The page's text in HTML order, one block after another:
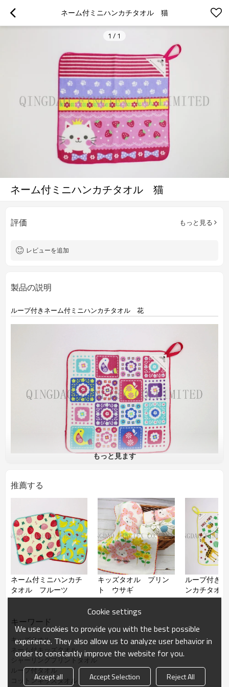
ネーム付ミニハンカチタオル　猫
1 / 1
ネーム付ミニハンカチタオル 猫
評価 もっと見る
レビューを追加
製品の説明
ループ付きネーム付ミニハンカチタオル 花
加工
綿100％
サイズ
約34*34㎝
コメント
パイルにシャーリング加工をする
ことで、滑らかでベロアのような
質感を持ちます。可愛いプリント
を入り、ループ付き、裏に名前書
きスペースもあり、お子様に使い
やすいです。
サイズ、柄などはご希望より作れ
ます。ОEM可能
もっと見ます
推薦する
ネーム付ミニハンカチ
タオル フルーツ
キッズタオル プリン
ト ウサギ
ループ付き
ンカチタオ
ル
キーワード
キッズタオル
ネーム付キッズタオル
シャーリングプリントタオル
ループ付タオル
コットンキッズタオル
Cookie settings
We use cookies to provide you with the best possible
experience. They also allow us to analyze user behavior in
order to constantly improve the website for you.
Accept all Accept Selection Reject All